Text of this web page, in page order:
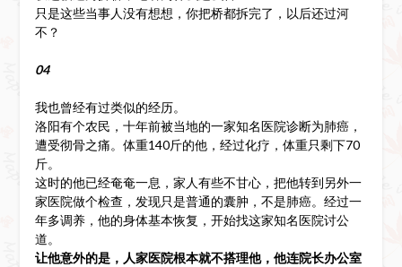
只是这些当事人没有想想，你把桥都拆完了，以后还过河
不？
04
我也曾经有过类似的经历。
洛阳有个农民，十年前被当地的一家知名医院诊断为肺癌，
遭受彻骨之痛。体重140斤的他，经过化疗，体重只剩下70
斤。
这时的他已经奄奄一息，家人有些不甘心，把他转到另外一
家医院做个检查，发现只是普通的囊肿，不是肺癌。经过一
年多调养，他的身体基本恢复，开始找这家知名医院讨公
道。
让他意外的是，人家医院根本就不搭理他，他连院长办公室